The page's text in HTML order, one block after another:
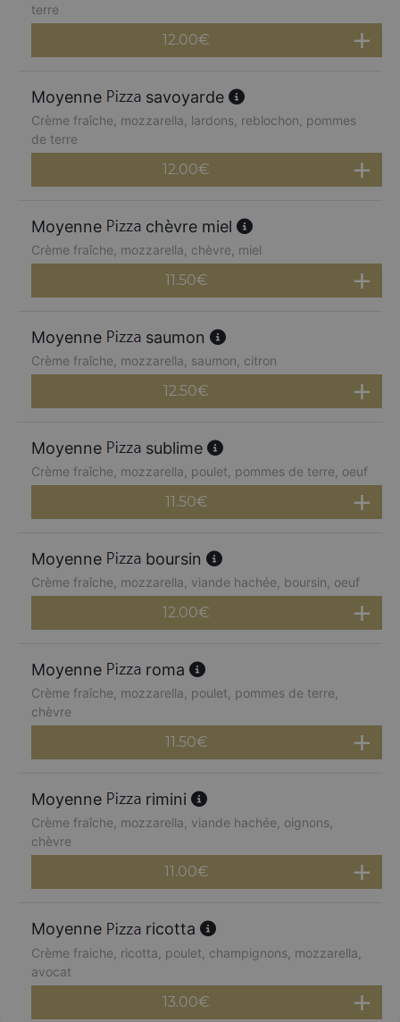
terre
12.00€
Moyenne savoyarde
Crème fraîche, mozzarella, lardons, reblochon, pommes
de terre
12.00€
Moyenne chèvre miel
Crème fraîche, mozzarella, chèvre, miel
11.50€
Moyenne saumon
Crème fraîche, mozzarella, saumon, citron
12.50€
Moyenne sublime
Crème fraîche, mozzarella, poulet, pommes de terre, oeuf
11.50€
Moyenne boursin
Crème fraîche, mozzarella, viande hachée, boursin, oeuf
12.00€
Moyenne roma
Crème fraîche, mozzarella, poulet, pommes de terre,
chèvre
11.50€
Moyenne rimini
Crème fraîche, mozzarella, viande hachée, oignons,
chèvre
11.00€
Moyenne ricotta
Crème fraiche, ricotta, poulet, champignons, mozzarella,
avocat
13.00€